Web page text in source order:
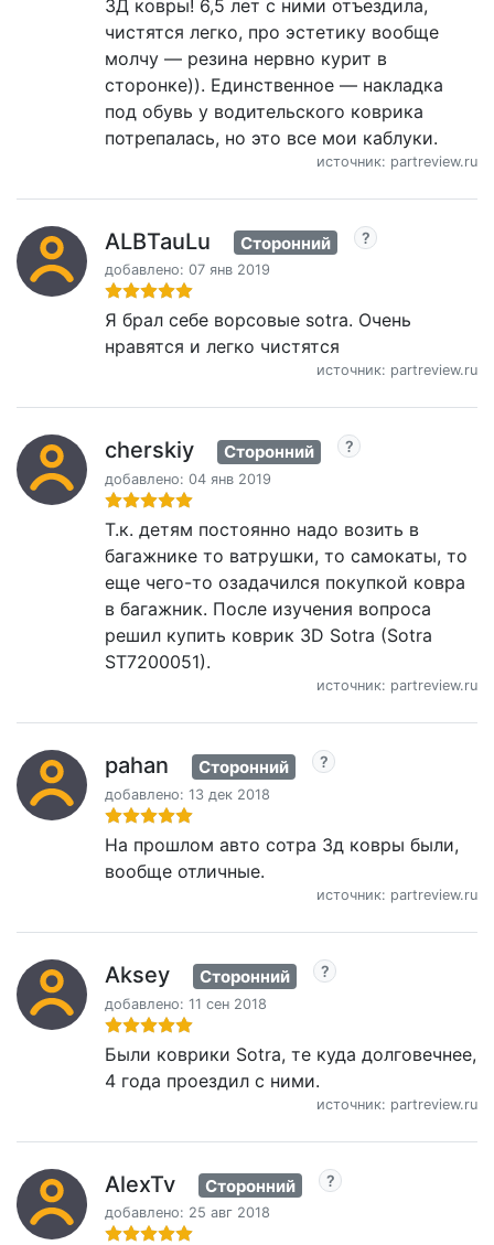
3Д ковры! 6,5 лет с ними отъездила,
чистятся легко, про эстетику вообще
молчу — резина нервно курит в
сторонке)). Единственное — накладка
под обувь у водительского коврика
потрепалась, но это все мои каблуки.
источник: partreview.ru
ALBTauLu Сторонний
добавлено: 07 янв 2019
Я брал себе ворсовые sotra. Очень
нравятся и легко чистятся
источник: partreview.ru
cherskiy Сторонний
добавлено: 04 янв 2019
Т.к. детям постоянно надо возить в
багажнике то ватрушки, то самокаты, то
еще чего-то озадачился покупкой ковра
в багажник. После изучения вопроса
решил купить коврик 3D Sotra (Sotra
ST7200051).
источник: partreview.ru
pahan Сторонний
добавлено: 13 дек 2018
На прошлом авто сотра 3д ковры были,
вообще отличные.
источник: partreview.ru
Aksey Сторонний
добавлено: 11 сен 2018
Были коврики Sotra, те куда долговечнее,
4 года проездил с ними.
источник: partreview.ru
AlexTv Сторонний
добавлено: 25 авг 2018